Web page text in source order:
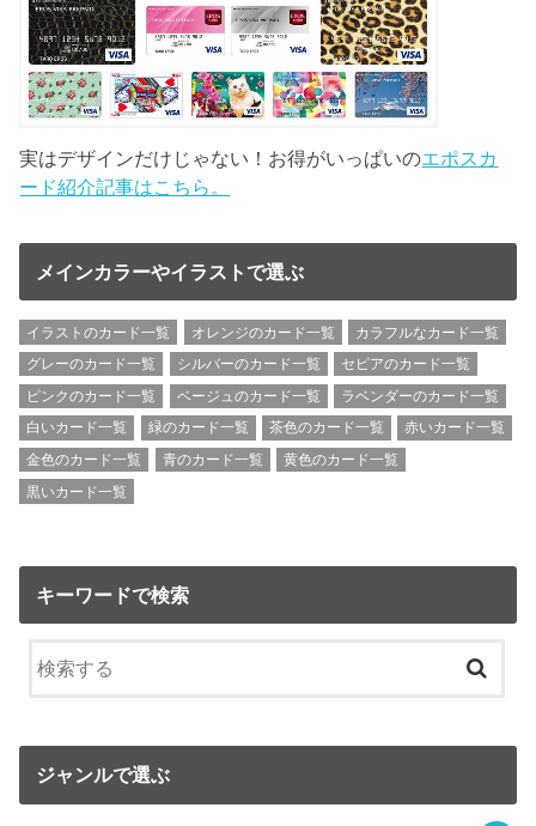
実はデザインだけじゃない！お得がいっぱいのエポスカ
ード紹介記事はこちら。
メインカラーやイラストで選ぶ
イラストのカード一覧 オレンジのカード一覧
カラフルなカード一覧
グレーのカード一覧
シルバーのカード一覧
セピアのカード一覧
ピンクのカード一覧
ベージュのカード一覧
ラベンダーのカード一覧
白いカード一覧
緑のカード一覧 茶色のカード一覧
赤いカード一覧
金色のカード一覧
青のカード一覧
黄色のカード一覧
黒いカード一覧
キーワードで検索
ジャンルで選ぶ